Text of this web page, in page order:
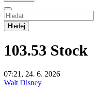
Hledej
103.53 Stock
07:21, 24. 6. 2026
Walt Disney